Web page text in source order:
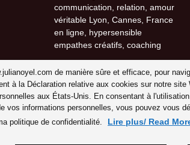
communication, relation, amour
véritable Lyon, Cannes, France
en ligne, hypersensible
empathes créatifs, coaching
de manière sûre et efficace, pour
à la Déclaration relative aux cookies sur notre
aux États-Unis. En consentant à
vos informations personnelles, vous pouvez vous
politique de confidentialité. Lire plus/ Read